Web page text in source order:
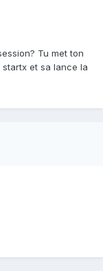
Tu met ton
et sa lance la